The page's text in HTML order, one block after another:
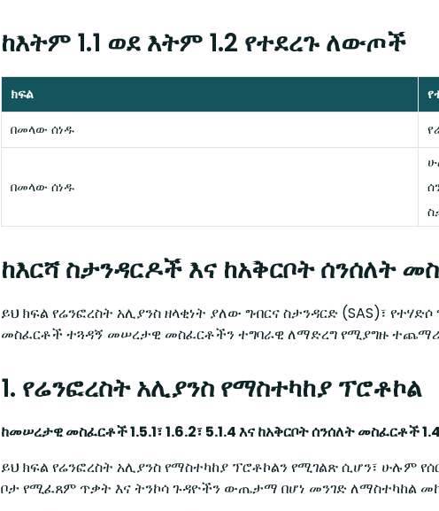
ከእትም 1.1 ወደ እትም 1.2 የተደረጉ ለውጦች
ክፍል
በመላው ሰነዱ
በመላው ሰነዱ
ከእርሻ ስታንዳርዶች እና ከአቅርቦት
ይህ ክፍል የሬንፎረስት አሊያንስ ዘላቂነት ያለው ግብርና ስታንዳርድ (SAS)፣
መስፈርቶች ተጓዳኝ መሠረታዊ መስፈርቶችን ተግባራዊ ለማድረግ የሚያግዙ
1. የሬንፎረስት አሊያንስ የማስተካከያ ፕሮቶኮል
ከመሠረታዊ መስፈርቶች 1.5.1፣ 1.6.2፣ 5.1.4 እና ከአቅርቦት ሰንሰለት መስፈርቶች
ይህ ክፍል የሬንፎረስት አሊያንስ የማስተካከያ ፕሮቶኮልን የሚገልጽ ሲሆን፣ ሁሉም
ቦታ የሚፈጸም ጥቃት እና ትንኮሳ ጉዳዮችን ውጤታማ በሆነ መንገድ ለማስተካከል